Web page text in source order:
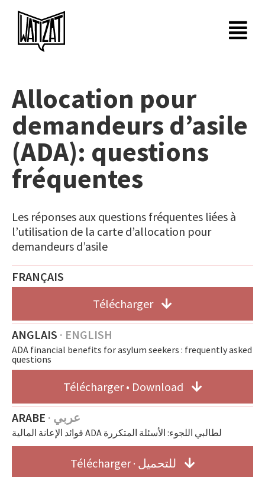
Passer
contenu
Allocation pour
demandeurs d’asile
(ADA): questions
fréquentes
Les réponses aux questions fréquentes liées à
l’utilisation de la carte d’allocation pour
demandeurs d’asile
FRANÇAIS
Télécharger
ANGLAIS · ENGLISH
ADA financial benefits for asylum seekers : frequently asked
questions
Télécharger • Download
ARABE · عربي
فوائد الإعانة المالية ADA لطالبي اللجوء: الأسئلة المتكررة
Télécharger · للتحميل